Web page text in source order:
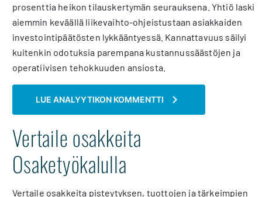
prosenttia heikon tilauskertymän seurauksena. Yhtiö laski
aiemmin keväällä liikevaihto-ohjeistustaan asiakkaiden
investointipäätösten lykkääntyessä. Kannattavuus säilyi
kuitenkin odotuksia parempana kustannussäästöjen ja
operatiivisen tehokkuuden ansiosta.
LUE ANALYYTIKON KOMMENTTI
Vertaile osakkeita
Osaketyökalulla
Vertaile osakkeita pisteytyksen, tuottojen ja tärkeimpien